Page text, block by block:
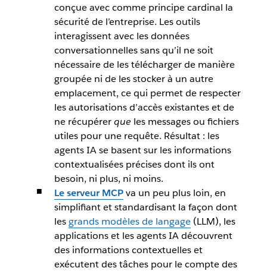
conçue avec comme principe cardinal la
sécurité de l’entreprise. Les outils
interagissent avec les données
conversationnelles sans qu’il ne soit
nécessaire de les télécharger de manière
groupée ni de les stocker à un autre
emplacement, ce qui permet de respecter
les autorisations d’accès existantes et de
ne récupérerque les messages ou fichiers
utiles pour une requête. Résultat : les
agents IA se basent sur les informations
contextualisées précises dont ils ont
besoin, ni plus, ni moins.
Le serveur MCPva un peu plus loin, en
simplifiant et standardisant la façon dont
lesgrands modèles de langage(LLM), les
applications et les agents IA découvrent
des informations contextuelles et
exécutent des tâches pour le compte des